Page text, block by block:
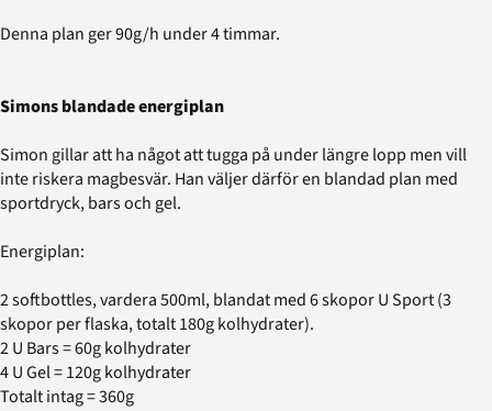
Denna plan ger 90g/h under 4 timmar.
Simons blandade energiplan
Simon gillar att ha något att tugga på under längre lopp men vill
inte riskera magbesvär. Han väljer därför en blandad plan med
sportdryck, bars och gel.
Energiplan:
2 softbottles, vardera 500ml, blandat med 6 skopor U Sport (3
skopor per flaska, totalt 180g kolhydrater).
2 U Bars = 60g kolhydrater
4 U Gel = 120g kolhydrater
Totalt intag = 360g